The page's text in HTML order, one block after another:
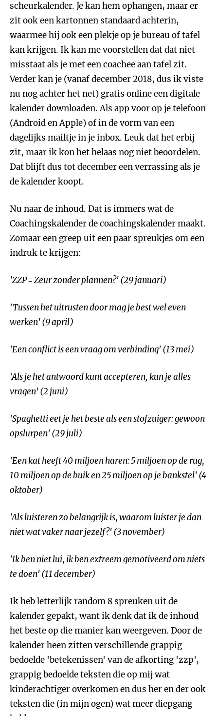
scheurkalender. Je kan hem ophangen, maar er
zit ook een kartonnen standaard achterin,
waarmee hij ook een plekje op je bureau of tafel
kan krijgen. Ik kan me voorstellen dat dat niet
misstaat als je met een coachee aan tafel zit.
Verder kan je (vanaf december 2018, dus ik viste
nu nog achter het net) gratis online een digitale
kalender downloaden. Als app voor op je telefoon
(Android en Apple) of in de vorm van een
dagelijks mailtje in je inbox. Leuk dat het erbij
zit, maar ik kon het helaas nog niet beoordelen.
Dat blijft dus tot december een verrassing als je
de kalender koopt.
Nu naar de inhoud. Dat is immers wat de
Coachingskalender de coachingskalender maakt.
Zomaar een greep uit een paar spreukjes om een
indruk te krijgen:
'ZZP = Zeur zonder plannen?' (29 januari)
'Tussen het uitrusten door mag je best wel even
werken' (9 april)
'Een conflict is een vraag om verbinding' (13 mei)
'Als je het antwoord kunt accepteren, kun je alles
vragen' (2 juni)
'Spaghetti eet je het beste als een stofzuiger: gewoon
opslurpen' (29 juli)
'Een kat heeft 40 miljoen haren: 5 miljoen op de rug,
10 miljoen op de buik en 25 miljoen op je bankstel' (4
oktober)
'Als luisteren zo belangrijk is, waarom luister je dan
niet wat vaker naar jezelf?' (3 november)
'Ik ben niet lui, ik ben extreem gemotiveerd om niets
te doen' (11 december)
Ik heb letterlijk random 8 spreuken uit de
kalender gepakt, want ik denk dat ik de inhoud
het beste op die manier kan weergeven. Door de
kalender heen zitten verschillende grappig
bedoelde 'betekenissen' van de afkorting 'zzp',
grappig bedoelde teksten die op mij wat
kinderachtiger overkomen en dus her en der ook
teksten die (in mijn ogen) wat meer diepgang